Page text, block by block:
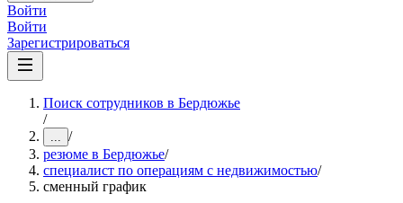
Войти
Войти
Зарегистрироваться
Поиск сотрудников в Бердюжье
/
... /
резюме в Бердюжье/
специалист по операциям с недвижимостью/
сменный график